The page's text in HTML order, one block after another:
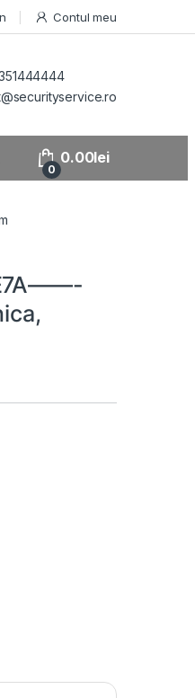
Contul meu
0
0.00lei